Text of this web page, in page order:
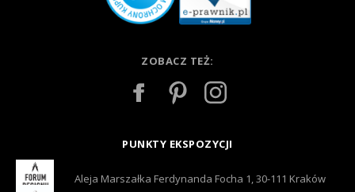
ZOBACZ TEŻ:
PUNKTY EKSPOZYCJI
Aleja Marszałka Ferdynanda Focha 1, 30-111 Kraków